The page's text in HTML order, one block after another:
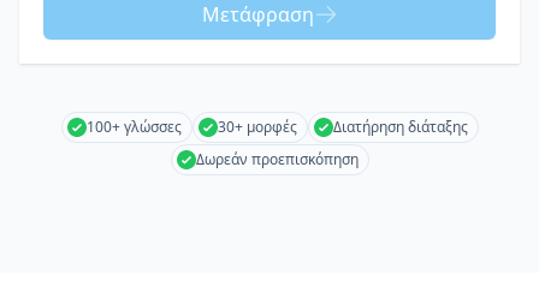
Μετάφραση
100+ γλώσσες 30+ μορφές
Διατήρηση διάταξης
Δωρεάν προεπισκόπηση